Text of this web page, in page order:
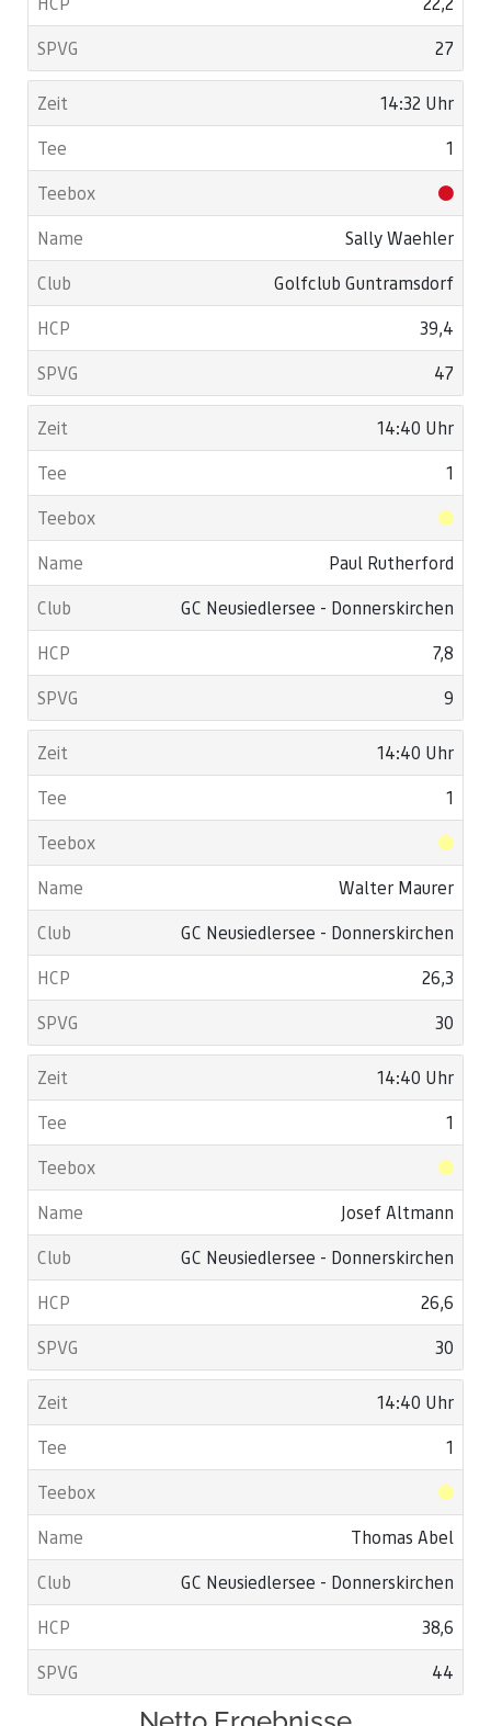
27
14:32 Uhr
1
Sally Waehler
Golfclub Guntramsdorf
39,4
47
14:40 Uhr
1
Paul Rutherford
GC Neusiedlersee - Donnerskirchen
7,8
9
14:40 Uhr
1
Walter Maurer
GC Neusiedlersee - Donnerskirchen
26,3
30
14:40 Uhr
1
Josef Altmann
GC Neusiedlersee - Donnerskirchen
26,6
30
14:40 Uhr
1
Thomas Abel
GC Neusiedlersee - Donnerskirchen
38,6
44